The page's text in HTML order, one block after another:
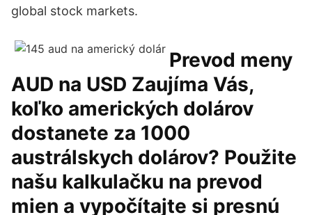
global stock markets.
Prevod meny
AUD na USD Zaujíma Vás,
koľko amerických dolárov
dostanete za 1000
austrálskych dolárov? Použite
našu kalkulačku na prevod
mien a vypočítajte si presnú